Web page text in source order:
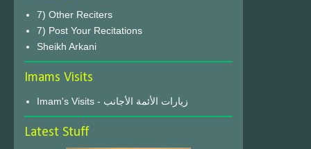
7) Other Reciters
7) Post Your Recitations
Sheikh Arkani
Imams Visits
Imam's Visits - زيارات الأئمة الأجانب
Latest Stuff